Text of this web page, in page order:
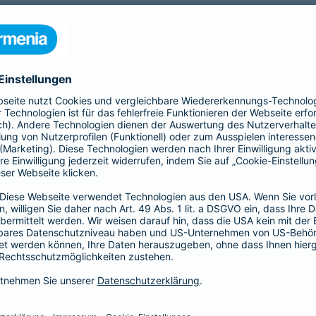
Krankenversicherung AG und der Barmenia Allgemeine
kontaktieren.
der Webseite